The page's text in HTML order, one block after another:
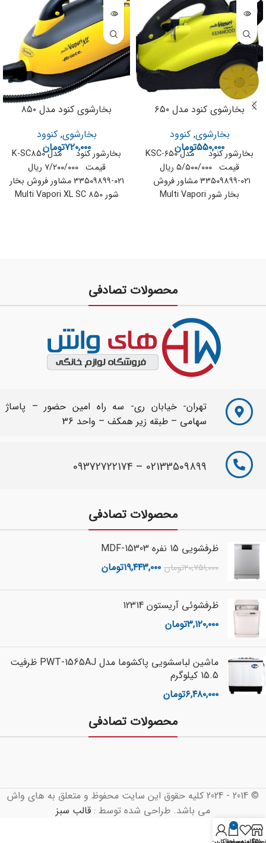
بخارشوی کنود مدل ۶۵۰
بخارشوی,کنوود
۵۵۰,۰۰۰تومانبخارشور کنود مدل KSC-۶۵۰
قیمت ۵/۵۰۰/۰۰۰ ریال
۰۲۱-۳۳۵۰۹۸۹۹ مشاور فروش
بخار شور Multi Vapori
بخارشوی کنود مدل ۸۵۰
بخارشوی,کنوود
۷۲۰,۰۰۰تومانبخارشور کنود مدل K-SC850
قیمت ۷/۲۰۰/۰۰۰ ریال
۰۲۱-۳۳۵۰۹۸۹۹ مشاور فروش بخار
شور Multi Vapori XL SC 850
محصولات تصادفی
تهران- خیابان ری- سه راه امین حضور – پاساژ
سهامی – طبقه زیر همکف – واحد 36
02133509899
–
09372722174
محصولات تصادفی
ظرفشویی 15 نفره MDF-15303
۲۰,۷۵۱,۰۰۰تومان ۱۹,۴۴۳,۰۰۰تومان
ظرفشوئی آریستون 12314
۳,۱۲۰,۰۰۰تومان
ماشین لباسشویی پاکشوما مدل PWT-1565AJ ظرفیت
15.5 کیلوگرم
۶,۴۸۰,۰۰۰تومان
محصولات تصادفی
© 2014 - 2024 کلیه حقوق این سایت محفوظ و متعلق به های واش
می باشد. طراحی شده توسط : قالب سبز
0